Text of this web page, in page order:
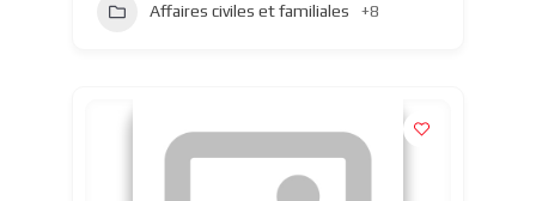
Affaires civiles et familiales +8